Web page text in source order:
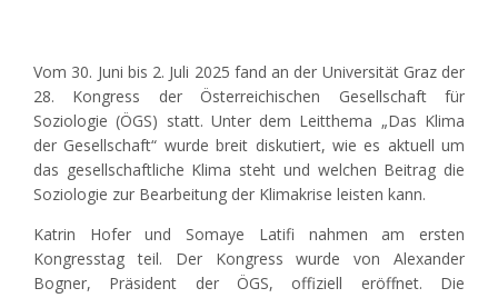
Vom 30. Juni bis 2. Juli 2025 fand an der Universität Graz der
28. Kongress der Österreichischen Gesellschaft für
Soziologie (ÖGS) statt. Unter dem Leitthema „Das Klima
der Gesellschaft“ wurde breit diskutiert, wie es aktuell um
das gesellschaftliche Klima steht und welchen Beitrag die
Soziologie zur Bearbeitung der Klimakrise leisten kann.
Katrin Hofer und Somaye Latifi nahmen am ersten
Kongresstag teil. Der Kongress wurde von Alexander
Bogner, Präsident der ÖGS, offiziell eröffnet. Die